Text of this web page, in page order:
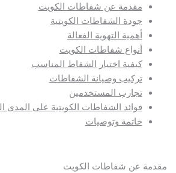
مقدمة عن شفاطات الكويت
جودة الشفاطات الكويتية
أهمية التهوية الفعالة
أنواع شفاطات الكويت
كيفية اختيار الشفاط المناسب
تركيب وصيانة الشفاطات
تجارب المستخدمين
فوائد الشفاطات الكويتية على المدى الطويل
خاتمة وتوصيات
عن شفاطات الكويت